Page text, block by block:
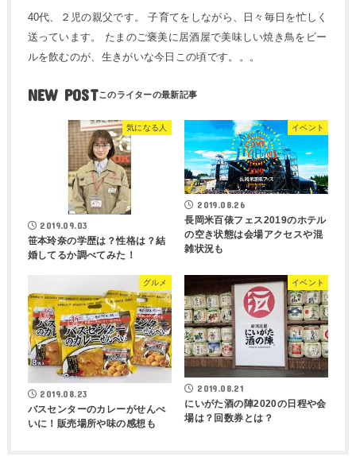
40代、２児の親父です。 子育てをしながら、日々毎日を忙しく
送っています。 たまのご褒美に居酒屋で美味しい焼き鳥をビー
ルを飲むのが、生きがいな今日この頃です。。。
NEW POST
気になる人
2019.09.03
笹本玲奈の学歴は？性格は？結
婚してるか調べてみた！
イベント
2019.08.26
長岡米百俵フェス2019のホテル
の空き状態は会場アクセスや混
雑状況も
グルメ
2019.08.23
バスセンターのカレーがせんべ
いに！販売場所や味の感想も
イベント
2019.08.21
にいがた酒の陣2020の日程や会
場は？回数券とは？